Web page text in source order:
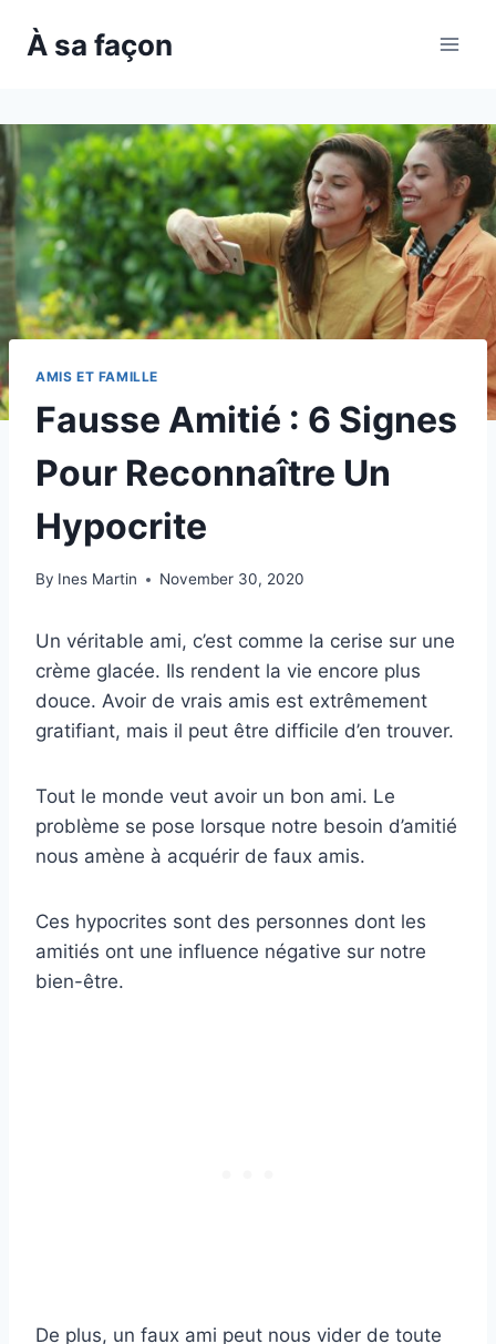
À sa façon
AMIS ET FAMILLE
Fausse Amitié : 6 Signes
Pour Reconnaître Un
Hypocrite
By Ines Martin November 30, 2020
Un véritable ami, c’est comme la cerise sur une
crème glacée. Ils rendent la vie encore plus
douce. Avoir de vrais amis est extrêmement
gratifiant, mais il peut être difficile d’en trouver.
Tout le monde veut avoir un bon ami. Le
problème se pose lorsque notre besoin d’amitié
nous amène à acquérir de faux amis.
Ces hypocrites sont des personnes dont les
amitiés ont une influence négative sur notre
bien-être.
De plus, un faux ami peut nous vider de toute